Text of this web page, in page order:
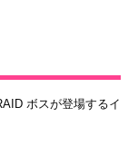
ボスが登場するイ